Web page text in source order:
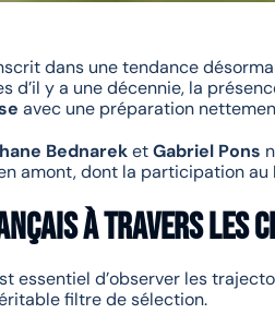
dans une tendance
d’il y a une décennie, la
avec une préparation
BednareketGabriel Pons
amont, dont la participation au
à travers les
essentiel d’observer les
filtre de sélection.